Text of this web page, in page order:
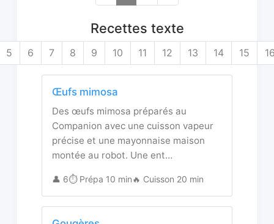
Recettes texte
5 6 7 8 9 10 11 12 13 14 15
Œufs mimosa
Des œufs mimosa préparés au
Companion avec une cuisson vapeur
précise et une mayonnaise maison
montée au robot. Une ent…
👤 6⏱️ Prépa 10 min🔥 Cuisson 20 min